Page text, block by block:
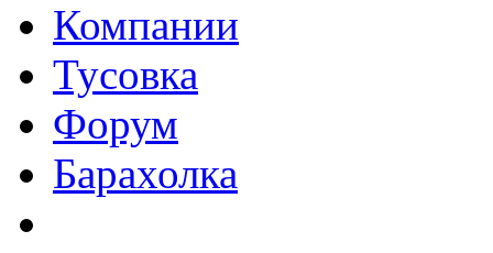
Компании
Тусовка
Форум
Барахолка